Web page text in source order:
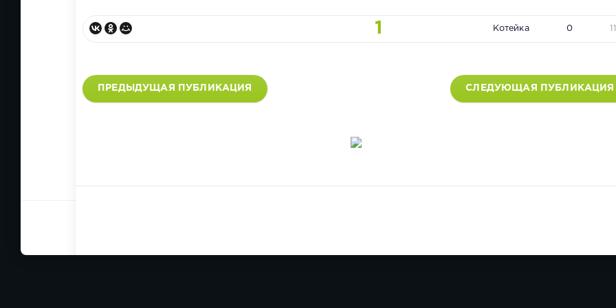
1 Котейка 0
ПРЕДЫДУЩАЯ ПУБЛИКАЦИЯ СЛЕДУЮЩАЯ ПУБЛИКАЦИЯ